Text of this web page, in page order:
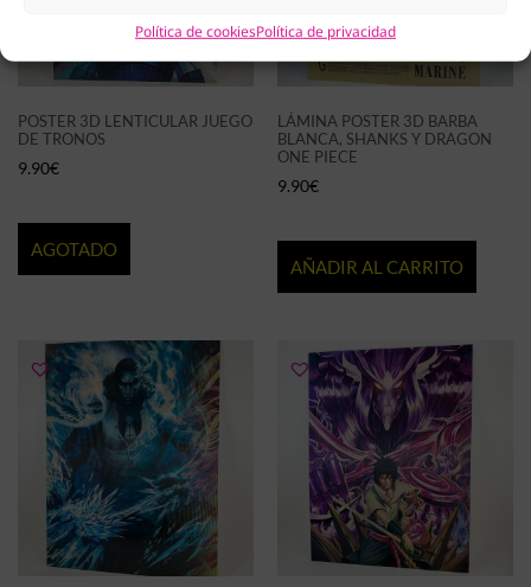
Política de cookiesPolítica de privacidad
POSTER 3D LENTICULAR JUEGO
DE TRONOS
9.90€
AGOTADO
LÁMINA POSTER 3D BARBA
BLANCA, SHANKS Y DRAGON
ONE PIECE
9.90€
AÑADIR AL CARRITO